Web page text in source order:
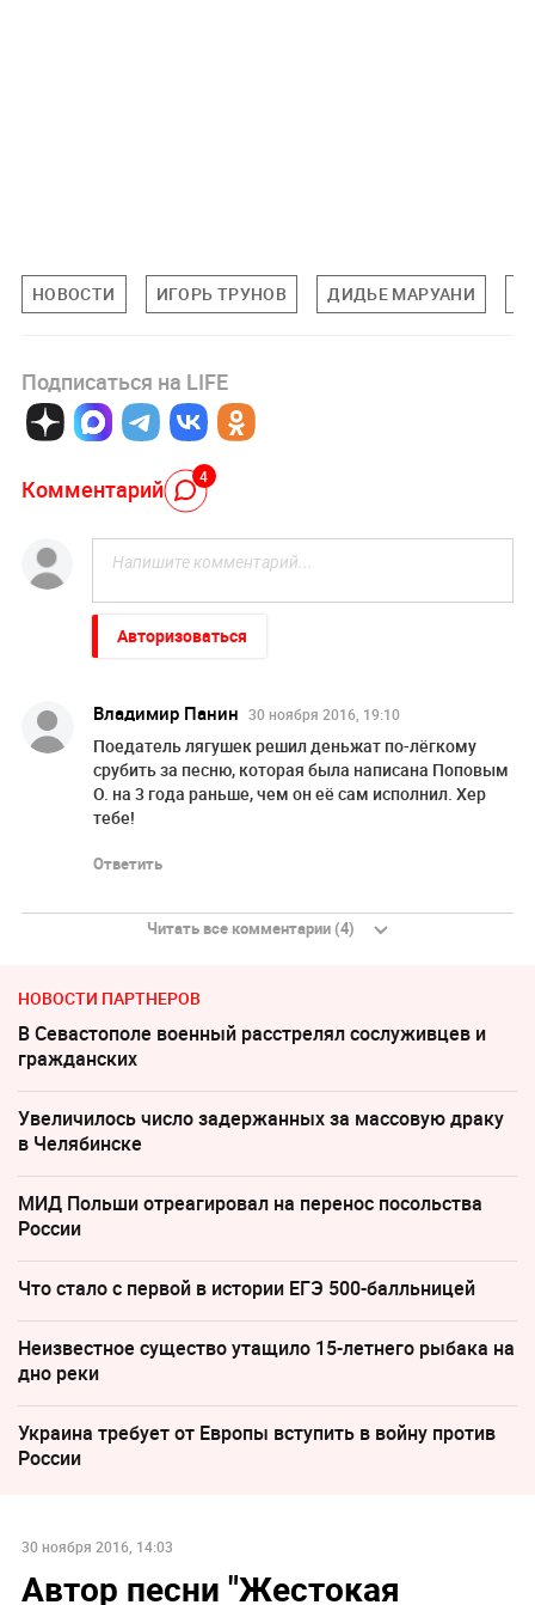
НОВОСТИ ИГОРЬ ТРУНОВ ДИДЬЕ МАРУАНИ
Подписаться на LIFE
Комментарий 4
Авторизоваться
Владимир Панин 30 ноября 2016, 19:10
Поедатель лягушек решил деньжат по-лёгкому
срубить за песню, которая была написана Поповым
О. на 3 года раньше, чем он её сам исполнил. Хер
тебе!
Ответить
Читать все комментарии (4)
НОВОСТИ ПАРТНЕРОВ
В Севастополе военный расстрелял сослуживцев и
гражданских
Увеличилось число задержанных за массовую драку
в Челябинске
МИД Польши отреагировал на перенос посольства
России
Что стало с первой в истории ЕГЭ 500-балльницей
Неизвестное существо утащило 15-летнего рыбака на
дно реки
Украина требует от Европы вступить в войну против
России
30 ноября 2016, 14:03
Автор песни "Жестокая